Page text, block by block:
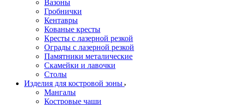
Вазоны
Гробнички
Кентавры
Кованые кресты
Кресты с лазерной резкой
Ограды с лазерной резкой
Памятники металические
Скамейки и лавочки
Столы
Изделия для костровой зоны
Мангалы
Костровые чаши